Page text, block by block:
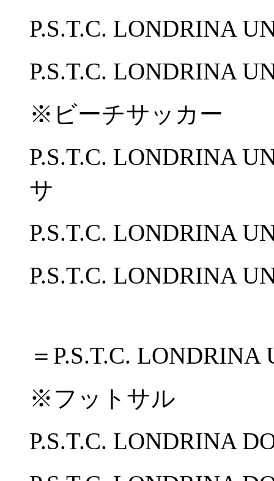
P.S.T.C. LONDRINA
P.S.T.C. LONDRINA
※ビーチサッカー
P.S.T.C. LONDRINA
サ
P.S.T.C. LONDRINA
P.S.T.C. LONDRINA
＝P.S.T.C. LONDRINA
※フットサル
P.S.T.C. LONDRINA